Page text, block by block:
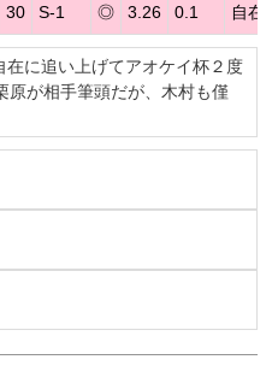
30 S-1 ◎ 3.26 0.1 自在
に追い上げてアオケイ杯２度
原が相手筆頭だが、木村も僅